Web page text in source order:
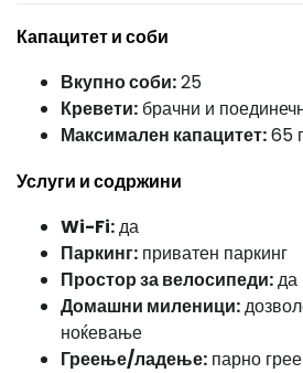
Капацитет и соби
Вкупно соби:25
Кревети: брачни и
Максимален капацитет:65
Услуги и содржини
Wi-Fi:да
Паркинг: приватен паркинг
Простор за велосипеди:да
Домашни миленици:
ноќевање
Греење/ладење: парно